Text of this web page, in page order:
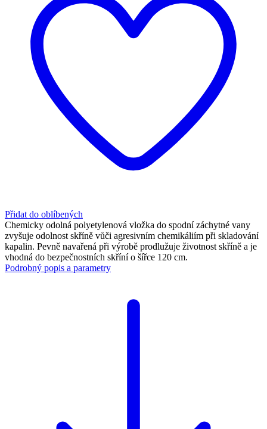
Přidat do oblíbených
Chemicky odolná polyetylenová vložka do spodní záchytné vany
zvyšuje odolnost skříně vůči agresivním chemikáliím při skladování
kapalin. Pevně navařená při výrobě prodlužuje životnost skříně a je
vhodná do bezpečnostních skříní o šířce 120 cm.
Podrobný popis a parametry